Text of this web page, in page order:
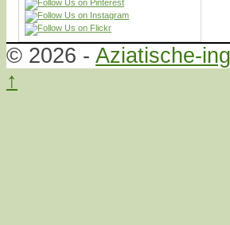
© 2026 - Aziatische-
↑